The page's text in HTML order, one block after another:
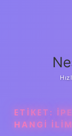
ETIKET:
HANGI